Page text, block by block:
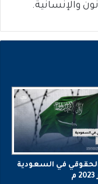
والإنسانية.
الحقوقي في السعودية